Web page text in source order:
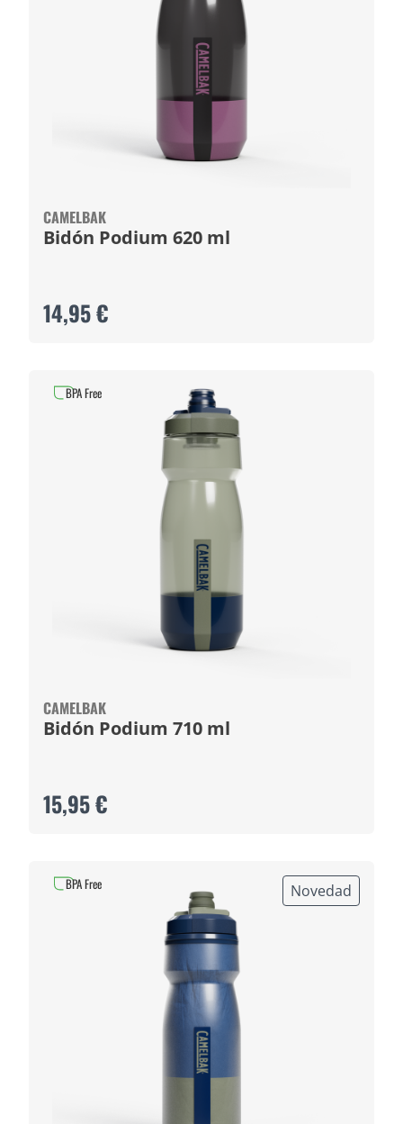
CAMELBAK
Bidón Podium 620 ml
14,95 €
CAMELBAK
Bidón Podium 710 ml
15,95 €
BPA Free
Novedad
BPA Free